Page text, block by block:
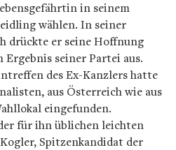
in seinem
wählen. In seiner
drückte er seine Hoffnung
Ergebnis seiner Partei aus.
des Ex-Kanzlers hatte
aus Österreich wie aus
eingefunden.
für ihn üblichen leichten
Spitzenkandidat der